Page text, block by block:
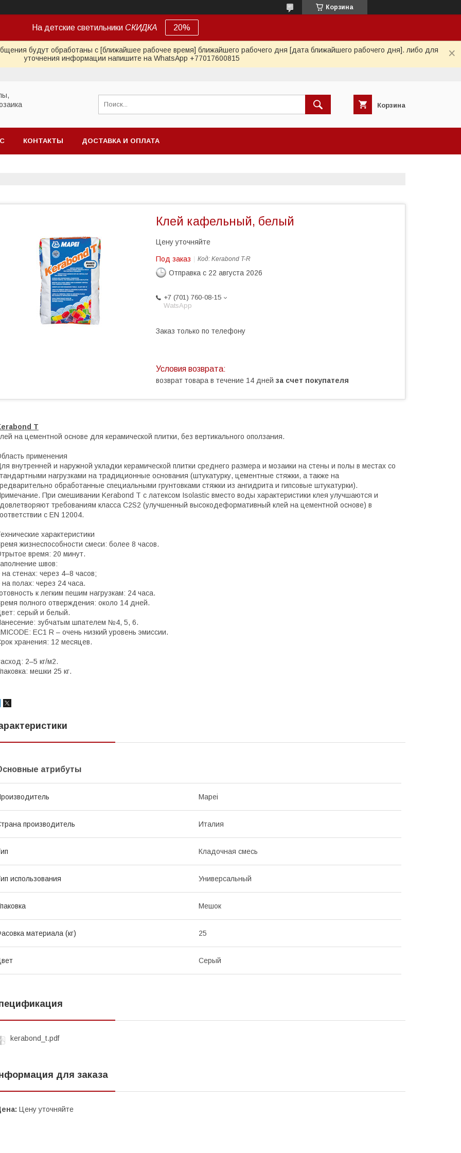
Корзина
На детские светильники СКИДКА 20%
будут обработаны с [ближайшее рабочее время] ближайшего рабочего дня [дата ближайшего рабочего дня]. либо для
уточнения информации напишите на WhatsApp +77017600815
Корзина
КОНТАКТЫ ДОСТАВКА И ОПЛАТА
Клей кафельный, белый
Цену уточняйте
Под заказ Код: Kerabond T-R
Отправка с 22 августа 2026
+7 (701) 760-08-15
WatsApp
Заказ только по телефону
возврат товара в течение 14 дней за счет покупателя
T
на цементной основе для керамической плитки, без вертикального оползания.
применения
внутренней и наружной укладки керамической плитки среднего размера и мозаики на стены и полы в местах со
нагрузками на традиционные основания (штукатурку, цементные стяжки, а также на
обработанные специальными грунтовками стяжки из ангидрита и гипсовые штукатурки).
При смешивании Kerabond T c латексом Isolastic вместо воды характеристики клея улучшаются и
требованиям класса С2S2 (улучшенный высокодеформативный клей на цементной основе) в
с EN 12004.
характеристики
жизнеспособности смеси: более 8 часов.
время: 20 минут.
швов:
на стенах: через 4–8 часов;
на полах: через 24 часа.
к легким пешим нагрузкам: 24 часа.
полного отверждения: около 14 дней.
серый и белый.
зубчатым шпателем №4, 5, 6.
EC1 R – очень низкий уровень эмиссии.
хранения: 12 месяцев.
2–5 кг/м2.
мешки 25 кг.
атрибуты
Mapei
производитель Италия
Кладочная смесь
использования Универсальный
Мешок
материала (кг) 25
Серый
kerabond_t.pdf
для заказа
Цену уточняйте